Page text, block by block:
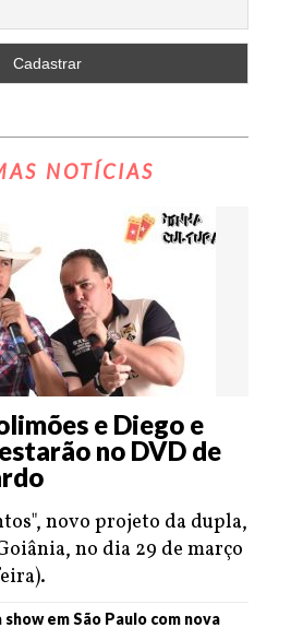
NOTÍCIAS
e Diego e
no DVD de
novo projeto da dupla,
no dia 29 de março
show em São Paulo com nova